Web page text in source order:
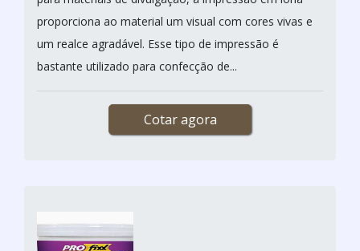
proporciona ao material um visual com cores vivas e
um realce agradável. Esse tipo de impressão é
bastante utilizado para confecção de...
Cotar agora